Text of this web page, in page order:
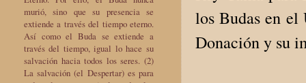
los Budas en el
Donación y su
murió, sino que su presencia se
extiende a través del tiempo eterno.
Así como el Buda se extiende a
través del tiempo, igual lo hace su
salvación hacia todos los seres. (2)
La salvación (el Despertar) es para